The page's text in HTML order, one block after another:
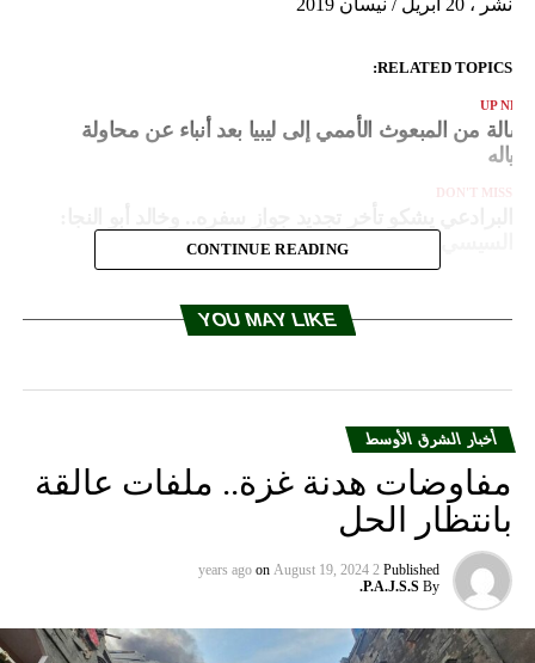
RELATED TOPICS:
UP
من المبعوث الأممي إلى ليبيا بعد أنباء عن محاولة
DON'T MISS
السيسي يحارب معارضيهCONTINUE READING
YOU MAY LIKE
أخبار الشرق الأوسط
مفاوضات هدنة غزة.. ملفات عالقة
بانتظار الحل
Published
2 years ago
on August 19, 2024
By
P.A.J.S.S.